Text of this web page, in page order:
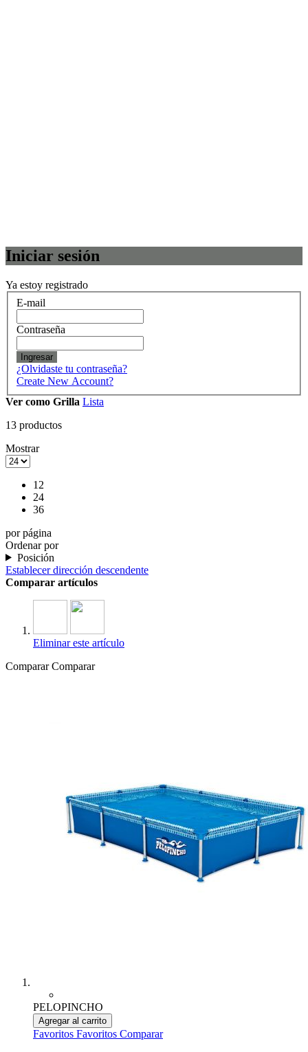
Iniciar sesión
Ya estoy registrado
E-mail
Contraseña
Ingresar
¿Olvidaste tu contraseña?
Create New Account?
Ver como Grilla Lista
13 productos
Mostrar
12
24
36
por página
Ordenar por
Posición
Establecer dirección descendente
Comparar artículos
Eliminar este artículo
Comparar Comparar
PELOPINCHO
Agregar al carrito
Favoritos Favoritos Comparar